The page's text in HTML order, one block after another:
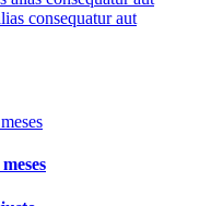
consequatur aut